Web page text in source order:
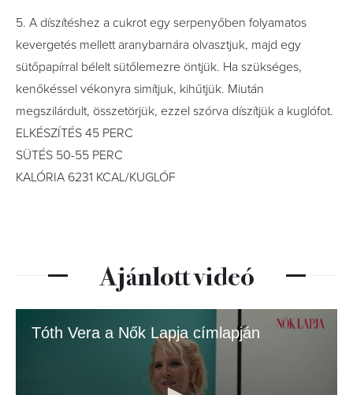
5. A díszítéshez a cukrot egy serpenyőben folyamatos
kevergetés mellett aranybarnára olvasztjuk, majd egy
sütőpapírral bélelt sütőlemezre öntjük. Ha szükséges,
kenőkéssel vékonyra simítjuk, kihűtjük. Miután
megszilárdult, összetörjük, ezzel szórva díszítjük a kuglófot.
ELKÉSZÍTÉS 45 PERC
SÜTÉS 50-55 PERC
KALÓRIA 6231 KCAL/KUGLÓF
Ajánlott videó
Tóth Vera a Nők Lapja címlapján